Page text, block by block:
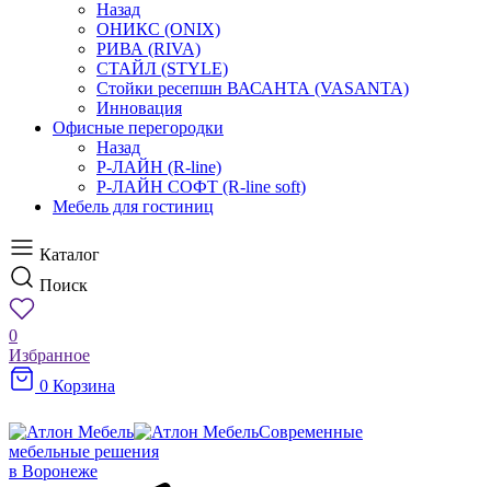
Назад
ОНИКС (ONIX)
РИВА (RIVA)
СТАЙЛ (STYLE)
Стойки ресепшн ВАСАНТА (VASANTA)
Инновация
Офисные перегородки
Назад
Р-ЛАЙН (R-line)
Р-ЛАЙН СОФТ (R-line soft)
Мебель для гостиниц
Каталог
Поиск
0
Избранное
0 Корзина
Современные
мебельные решения
в Воронеже